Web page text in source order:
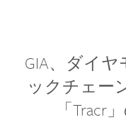
GIA、ダイ
ックチェー
「Tracr